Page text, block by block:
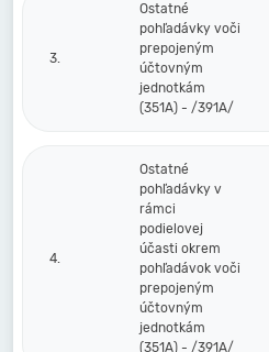
3.
Ostatné
pohľadávky voči
prepojeným
účtovným
jednotkám
(351A) - /391A/
4.
Ostatné
pohľadávky v
rámci
podielovej
účasti okrem
pohľadávok voči
prepojeným
účtovným
jednotkám
(351A) - /391A/